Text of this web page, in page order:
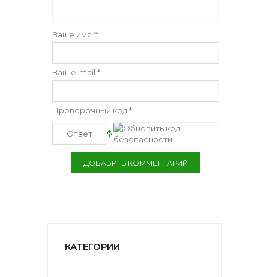
Ваше имя *:
Ваш e-mail *:
Проверочный код *:
КАТЕГОРИИ